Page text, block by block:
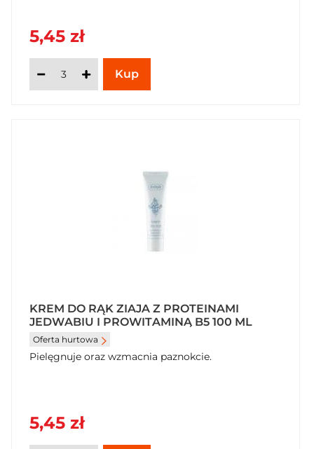
5,45 zł
KREM DO RĄK ZIAJA Z PROTEINAMI
JEDWABIU I PROWITAMINĄ B5 100 ML
Oferta hurtowa
Pielęgnuje oraz wzmacnia paznokcie.
5,45 zł